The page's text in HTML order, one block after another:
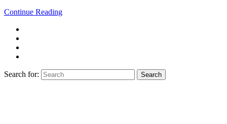
Continue Reading
Search for: Search